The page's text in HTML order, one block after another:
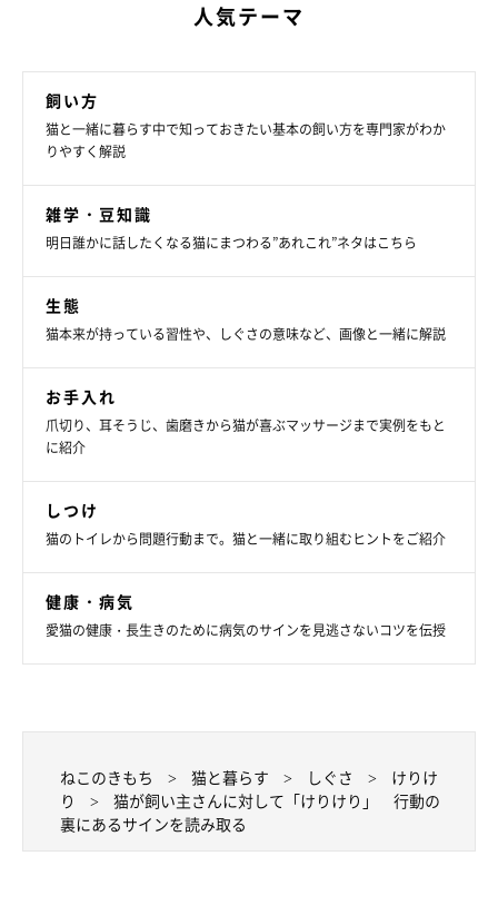
は、主に2つの理由があるみたいですね。
見極めてあげられるといいですね！
（監修：いぬのきもち・ねこのきもち獣医師相談室 担当獣医
師）
※写真は「いぬ・ねこのきもちアプリ」で投稿されたものです。
※記事と写真に関連性はありませんので予めご了承ください。
取材・文／Honoka
噛んでごめんね。でも飼い主サンには理由も知ってほしいにゃ
ん！
人気テーマ
飼い方
猫と一緒に暮らす中で知っておきたい基本の飼い方を専門家がわか
りやすく解説
雑学・豆知識
明日誰かに話したくなる猫にまつわる”あれこれ”ネタはこちら
生態
猫本来が持っている習性や、しぐさの意味など、画像と一緒に解説
お手入れ
爪切り、耳そうじ、歯磨きから猫が喜ぶマッサージまで実例をもと
に紹介
しつけ
猫のトイレから問題行動まで。猫と一緒に取り組むヒントをご紹介
健康・病気
愛猫の健康・長生きのために病気のサインを見逃さないコツを伝授
ねこのきもち 猫と暮らす しぐさ
けりけ
り
猫が飼い主さんに対して「けりけり」 行動の
裏にあるサインを読み取る